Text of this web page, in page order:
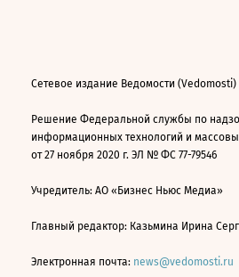
Сетевое издание Ведомости (Vedomosti)
Решение Федеральной службы по
информационных технологий и
от 27 ноября 2020 г. ЭЛ № ФС 77-79546
Учредитель: АО «Бизнес Ньюс Медиа»
Главный редактор: Казьмина Ирина
Электронная почта: news@vedomosti.ru